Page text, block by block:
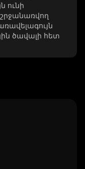
ունի
շրջանառվող
ծավալի հետ